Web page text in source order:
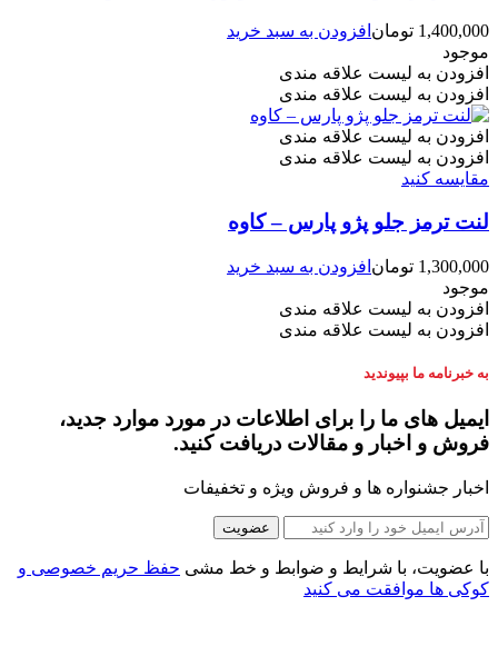
1,400,000 تومان افزودن به سبد خرید
موجود
افزودن به لیست علاقه مندی
افزودن به لیست علاقه مندی
افزودن به لیست علاقه مندی
افزودن به لیست علاقه مندی
مقایسه کنید
لنت ترمز جلو پژو پارس – کاوه
1,300,000 تومان افزودن به سبد خرید
موجود
افزودن به لیست علاقه مندی
افزودن به لیست علاقه مندی
به خبرنامه ما بپیوندید
ایمیل های ما را برای اطلاعات در مورد موارد جدید،
فروش و اخبار و مقالات دریافت کنید.
اخبار جشنواره ها و فروش ویژه و تخفیفات
عضویت
با عضویت، با شرایط و ضوابط و خط مشی حفظ حریم خصوصی و
کوکی ها موافقت می کنید